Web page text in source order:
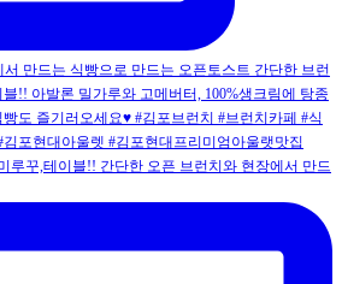
루꾸,테이블!! 간단한 오픈 브런치와 현장에서 만드